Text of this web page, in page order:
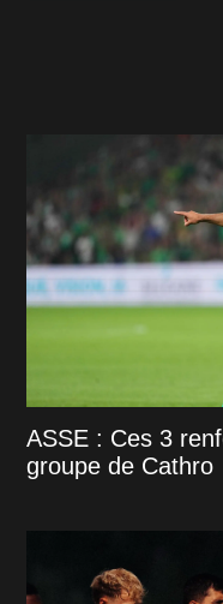
ASSE : Ces 3
groupe de Cathro